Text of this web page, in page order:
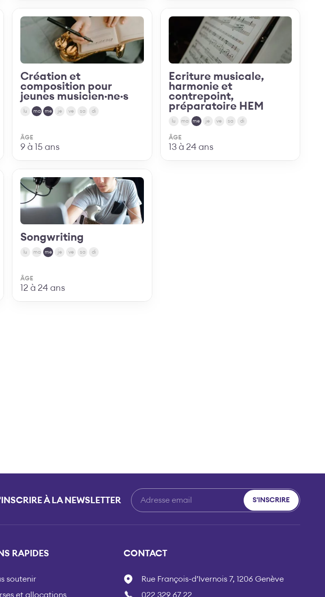
Découvrir
Création et
composition pour
jeunes musicien·ne·s
lu ma me je ve sa di
ÂGE
9 à 15 ans
Découvrir
Ecriture musicale,
harmonie et
contrepoint,
préparatoire HEM
lu ma me je ve sa di
ÂGE
13 à 24 ans
Découvrir
Songwriting
lu ma me je ve sa di
ÂGE
12 à 24 ans
RAPIDES
soutenir
et allocations
À LA NEWSLETTER S'INSCRIRE
CONTACT
Rue François-d’Ivernois 7, 1206 Genève
022 329 67 22